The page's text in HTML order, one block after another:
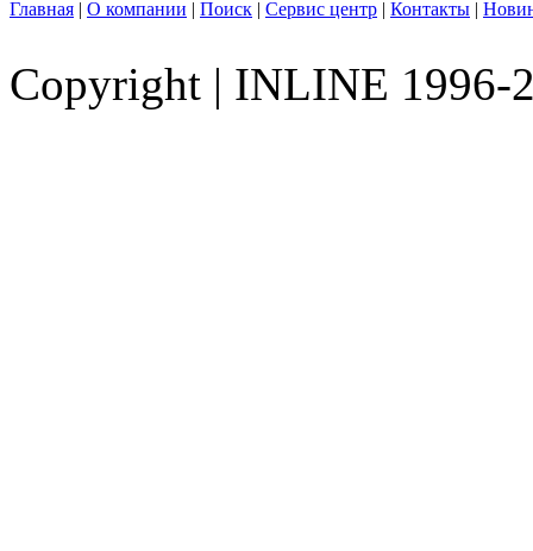
Главная | О компании | Поиск | Сервис центр | Контакты |
Copyright | INLINE 1996-